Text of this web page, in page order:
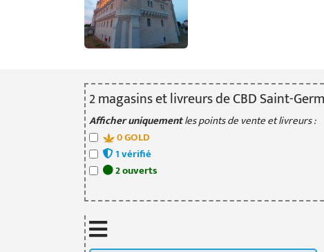
2magasinset livreursde CBD Saint-
Afficher uniquementles points de vente et livreurs :
0GOLD
1vérifié
2ouverts